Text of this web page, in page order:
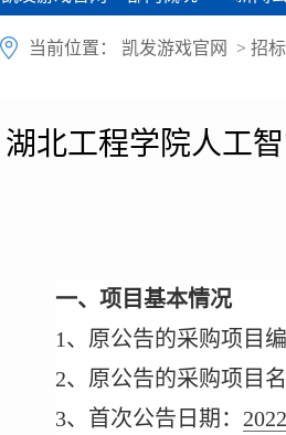
当前位置： 凯发游戏官网 > 招
湖北工程学院人工
一、项目基本情况
1、原公告的采购项目编
2、原公告的采购项目名
3、首次公告日期：